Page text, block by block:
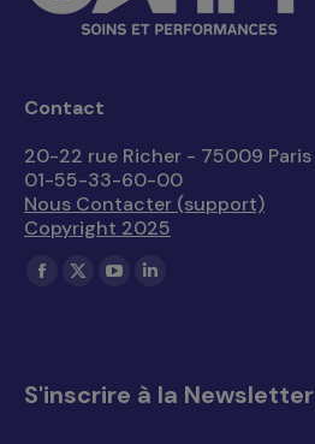
Contact
20-22 rue Richer - 75009 Paris
01-55-33-60-00
Nous Contacter (support)
Copyright 2025
Trouvez nous sur :
La
dans
La
dans
La
dans
La
dans
S'inscrire à la Newsletter